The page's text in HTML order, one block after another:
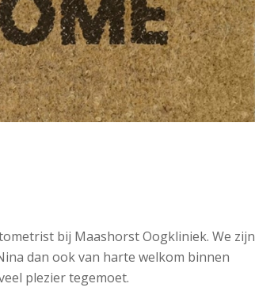
bij Maashorst Oogkliniek. We zijn
dan ook van harte welkom binnen
plezier tegemoet.